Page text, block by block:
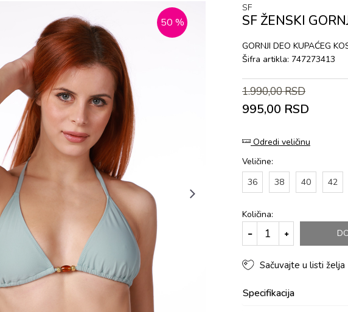
50 %
SF
SF ŽENSKI
GORNJI DEO KUPAĆEG
Šifra artikla: 747273413
1.990,00RSD
995,00 RSD
Odredi veličinu
Veličine:
36
38 40 42
Količina:
Sačuvajte u listi želja
Specifikacija